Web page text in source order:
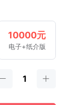
10000元
电子+纸介版